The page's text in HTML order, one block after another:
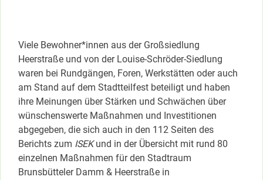
Viele Bewohner*innen aus der Großsiedlung
Heerstraße und von der Louise-Schröder-Siedlung
waren bei Rundgängen, Foren, Werkstätten oder auch
am Stand auf dem Stadtteilfest beteiligt und haben
ihre Meinungen über Stärken und Schwächen über
wünschenswerte Maßnahmen und Investitionen
abgegeben, die sich auch in den 112 Seiten des
Berichts zum ISEKund in der Übersicht mit rund 80
einzelnen Maßnahmen für den Stadtraum
Brunsbütteler Damm & Heerstraße in